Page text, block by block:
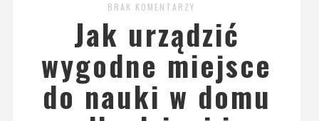
BRAK KOMENTARZY
Jak urządzić
wygodne miejsce
do nauki w domu